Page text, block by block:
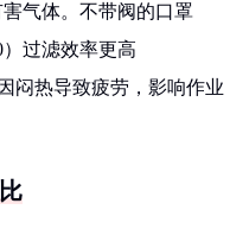
气体。不带阀的口罩
）过滤效率更高
闷热导致疲劳，影响作业